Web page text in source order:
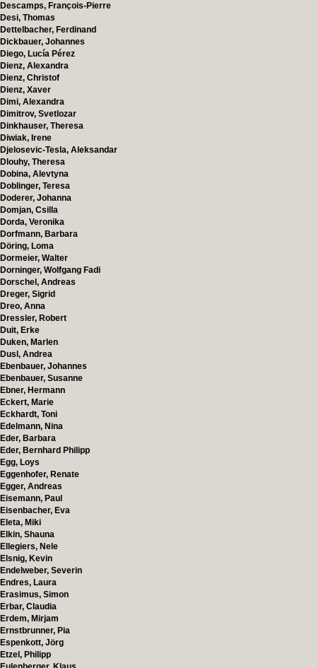
Descamps, François-Pierre
Desi, Thomas
Dettelbacher, Ferdinand
Dickbauer, Johannes
Diego, Lucía Pérez
Dienz, Alexandra
Dienz, Christof
Dienz, Xaver
Dimi, Alexandra
Dimitrov, Svetlozar
Dinkhauser, Theresa
Diwiak, Irene
Djelosevic-Tesla, Aleksandar
Dlouhy, Theresa
Dobina, Alevtyna
Doblinger, Teresa
Doderer, Johanna
Domjan, Csilla
Dorda, Veronika
Dorfmann, Barbara
Döring, Loma
Dormeier, Walter
Dorninger, Wolfgang Fadi
Dorschel, Andreas
Dreger, Sigrid
Dreo, Anna
Dressler, Robert
Duit, Erke
Duken, Marlen
Dusl, Andrea
Ebenbauer, Johannes
Ebenbauer, Susanne
Ebner, Hermann
Eckert, Marie
Eckhardt, Toni
Edelmann, Nina
Eder, Barbara
Eder, Bernhard Philipp
Egg, Loys
Eggenhofer, Renate
Egger, Andreas
Eisemann, Paul
Eisenbacher, Eva
Eleta, Miki
Elkin, Shauna
Ellegiers, Nele
Elsnig, Kevin
Endelweber, Severin
Endres, Laura
Erasimus, Simon
Erbar, Claudia
Erdem, Mirjam
Ernstbrunner, Pia
Espenkott, Jörg
Etzel, Philipp